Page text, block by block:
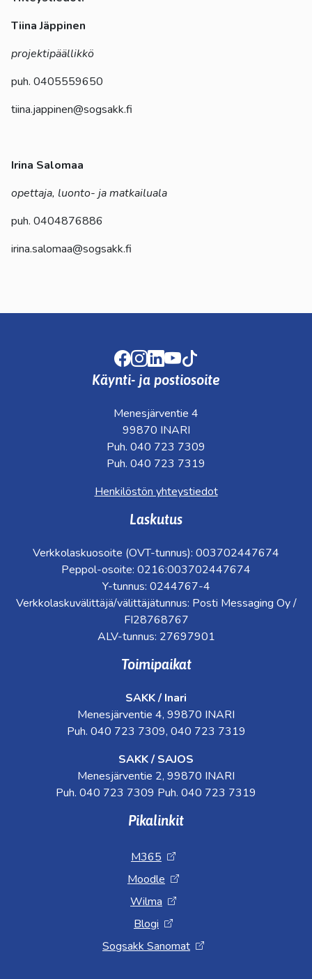
Tiina Jäppinen
projektipäällikkö
puh. 0405559650
tiina.jappinen@sogsakk.fi
Irina Salomaa
opettaja, luonto- ja matkailuala
puh. 0404876886
irina.salomaa@sogsakk.fi
Facebook
Instagram
LinkedIn
Youtube
Käynti- ja postiosoite
Menesjärventie 4
99870 INARI
Puh. 040 723 7309
Puh. 040 723 7319
Henkilöstön yhteystiedot
Laskutus
Verkkolaskuosoite (OVT-tunnus): 003702447674
Peppol-osoite: 0216:003702447674
Y-tunnus: 0244767-4
Verkkolaskuvälittäjä/välittäjätunnus: Posti Messaging Oy /
FI28768767
ALV-tunnus: 27697901
Toimipaikat
SAKK / Inari
Menesjärventie 4, 99870 INARI
Puh. 040 723 7309, 040 723 7319
SAKK / SAJOS
Menesjärventie 2, 99870 INARI
Puh. 040 723 7309 Puh. 040 723 7319
Pikalinkit
M365
Moodle
Wilma
Blogi
Sogsakk Sanomat